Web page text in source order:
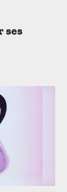
ses